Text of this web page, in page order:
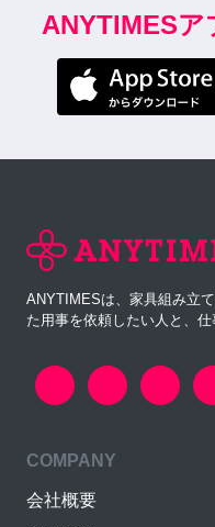
ANYTIMES
ANYTIMESは、家具組み立
た用事を依頼したい人と、
COMPANY
会社概要